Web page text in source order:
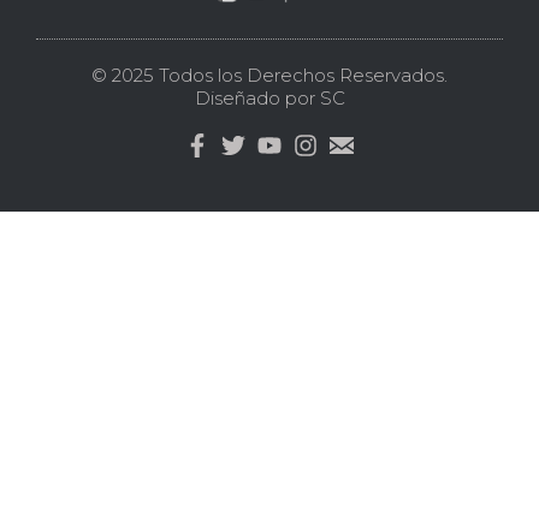
© 2025 Todos los Derechos Reservados.
Diseñado por SC